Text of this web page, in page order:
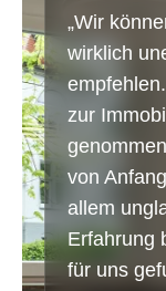
„Wir
wirklich
zur
von
allem
Erfahrung
für uns